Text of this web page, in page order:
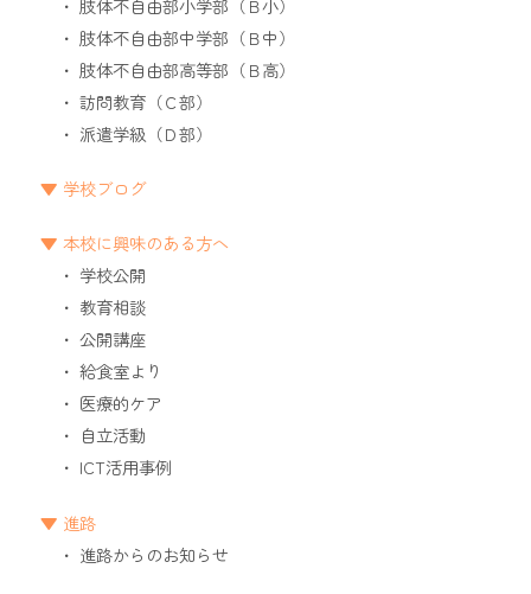
肢体不自由部小学部（Ｂ小）
肢体不自由部中学部（Ｂ中）
肢体不自由部高等部（Ｂ高）
訪問教育（Ｃ部）
派遣学級（Ｄ部）
学校ブログ
本校に興味のある方へ
学校公開
教育相談
公開講座
給食室より
医療的ケア
自立活動
ICT活用事例
進路
進路からのお知らせ